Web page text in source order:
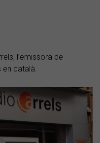
l’emissora de
català.